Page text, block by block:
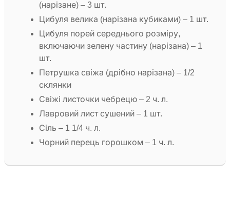
(нарізане) – 3 шт.
Цибуля велика (нарізана кубиками) – 1 шт.
Цибуля порей середнього розміру,
включаючи зелену частину (нарізана) – 1
шт.
Петрушка свіжа (дрібно нарізана) – 1/2
склянки
Свіжі листочки чебрецю – 2 ч. л.
Лавровий лист сушений – 1 шт.
Сіль – 1 1/4 ч. л.
Чорний перець горошком – 1 ч. л.